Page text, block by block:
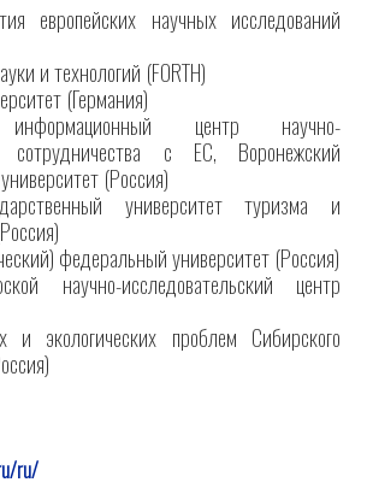
европейских научных исследований
и технологий (FORTH)
(Германия)
информационный центр научно-
сотрудничества с ЕС, Воронежский
(Россия)
университет туризма и
федеральный университет (Россия)
научно-исследовательский центр
и экологических проблем Сибирского
ru/